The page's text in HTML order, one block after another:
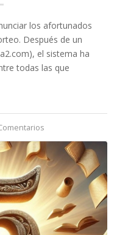
los afortunados
Después de un
el sistema ha
todas las que